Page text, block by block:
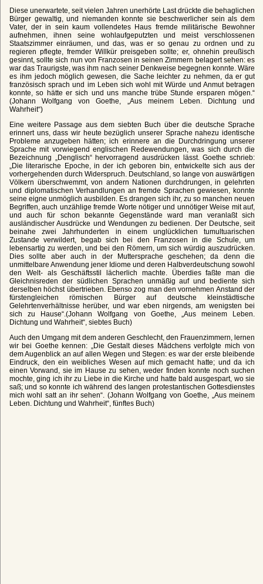
Diese unerwartete, seit vielen Jahren unerhörte Last drückte die behaglichen
Bürger gewaltig, und niemanden konnte sie beschwerlicher sein als dem
Vater, der in sein kaum vollendetes Haus fremde militärische Bewohner
aufnehmen, ihnen seine wohlaufgeputzten und meist verschlossenen
Staatszimmer einräumen, und das, was er so genau zu ordnen und zu
regieren pflegte, fremder Willkür preisgeben sollte; er, ohnehin preußisch
gesinnt, sollte sich nun von Franzosen in seinen Zimmern belagert sehen: es
war das Traurigste, was ihm nach seiner Denkweise begegnen konnte. Wäre
es ihm jedoch möglich gewesen, die Sache leichter zu nehmen, da er gut
französisch sprach und im Leben sich wohl mit Würde und Anmut betragen
konnte, so hätte er sich und uns manche trübe Stunde ersparen mögen.“
(Johann Wolfgang von Goethe, „Aus meinem Leben. Dichtung und
Wahrheit“)
Eine weitere Passage aus dem siebten Buch über die deutsche Sprache
erinnert uns, dass wir heute bezüglich unserer Sprache nahezu identische
Probleme anzugeben hätten; ich erinnere an die Durchdringung unserer
Sprache mit vorwiegend englischen Redewendungen, was sich durch die
Bezeichnung „Denglisch“ hervorragend ausdrücken lässt. Goethe schrieb:
„Die literarische Epoche, in der ich geboren bin, entwickelte sich aus der
vorhergehenden durch Widerspruch. Deutschland, so lange von auswärtigen
Völkern überschwemmt, von andern Nationen durchdrungen, in gelehrten
und diplomatischen Verhandlungen an fremde Sprachen gewiesen, konnte
seine eigne unmöglich ausbilden. Es drangen sich ihr, zu so manchen neuen
Begriffen, auch unzählige fremde Worte nötiger und unnötiger Weise mit auf,
und auch für schon bekannte Gegenstände ward man veranlaßt sich
ausländischer Ausdrücke und Wendungen zu bedienen. Der Deutsche, seit
beinahe zwei Jahrhunderten in einem unglücklichen tumultuarischen
Zustande verwildert, begab sich bei den Franzosen in die Schule, um
lebensartig zu werden, und bei den Römern, um sich würdig auszudrücken.
Dies sollte aber auch in der Muttersprache geschehen; da denn die
unmittelbare Anwendung jener Idiome und deren Halbverdeutschung sowohl
den Welt- als Geschäftsstil lächerlich machte. Überdies faßte man die
Gleichnisreden der südlichen Sprachen unmäßig auf und bediente sich
derselben höchst übertrieben. Ebenso zog man den vornehmen Anstand der
fürstengleichen römischen Bürger auf deutsche kleinstädtische
Gelehrtenverhältnisse herüber, und war eben nirgends, am wenigsten bei
sich zu Hause“.(Johann Wolfgang von Goethe, „Aus meinem Leben.
Dichtung und Wahrheit“, siebtes Buch)
Auch den Umgang mit dem anderen Geschlecht, den Frauenzimmern, lernen
wir bei Goethe kennen: „Die Gestalt dieses Mädchens verfolgte mich von
dem Augenblick an auf allen Wegen und Stegen: es war der erste bleibende
Eindruck, den ein weibliches Wesen auf mich gemacht hatte; und da ich
einen Vorwand, sie im Hause zu sehen, weder finden konnte noch suchen
mochte, ging ich ihr zu Liebe in die Kirche und hatte bald ausgespart, wo sie
saß; und so konnte ich während des langen protestantischen Gottesdienstes
mich wohl satt an ihr sehen“. (Johann Wolfgang von Goethe, „Aus meinem
Leben. Dichtung und Wahrheit“, fünftes Buch)